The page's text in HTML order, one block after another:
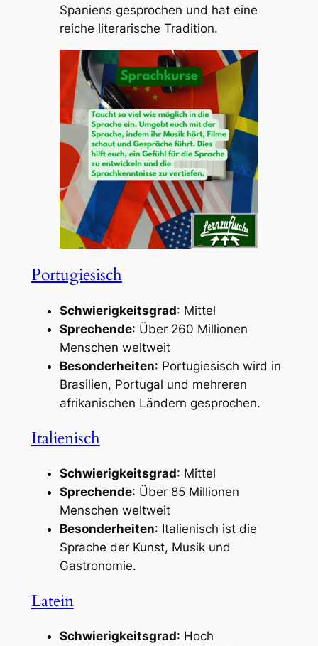
Spaniens gesprochen und hat eine
reiche literarische Tradition.
Portugiesisch
Schwierigkeitsgrad: Mittel
Sprechende: Über 260 Millionen
Menschen weltweit
Besonderheiten: Portugiesisch wird in
Brasilien, Portugal und mehreren
afrikanischen Ländern gesprochen.
Italienisch
Schwierigkeitsgrad: Mittel
Sprechende: Über 85 Millionen
Menschen weltweit
Besonderheiten: Italienisch ist die
Sprache der Kunst, Musik und
Gastronomie.
Latein
Schwierigkeitsgrad: Hoch